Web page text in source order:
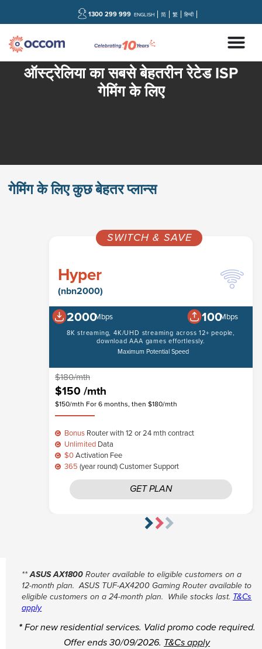
1300 299 999 ENGLISH 简 繁 हिन्दी
ऑस्ट्रेलिया का सबसे बेहतरीन रेटेड ISP
गेमिंग के लिए
गेमिंग के लिए कुछ बेहतर प्लान्स
SWITCH & SAVE
Hyper
(nbn2000)
2000Mbps 100Mbps
8K streaming, 4K/UHD streaming across 12+ people,
download AAA games effortlessly.
Maximum Potential Speed
$180/mth
$150 /mth
$150/mth For 6 months, then $180/mth
Bonus Router with 12 or 24 mth contract
Unlimited Data
$0Activation Fee
365 (year round) Customer Support
GET PLAN
**ASUS AX1800 Router available to eligible customers on a
12-month plan. ASUS TUF-AX4200 Gaming Router available to
eligible customers on a 24-month plan. While stocks last. T&Cs
apply
*For new residential services. Valid promo code required.
Offer ends 30/09/2026. T&Cs apply